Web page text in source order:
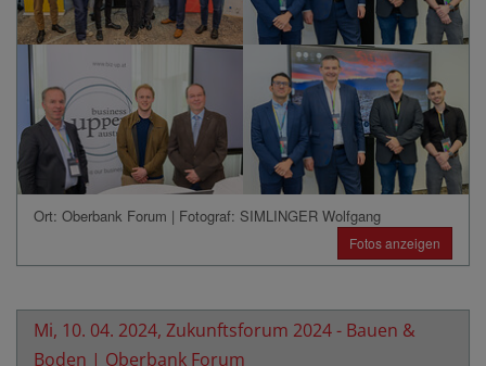
Ort: Oberbank Forum | Fotograf: SIMLINGER Wolfgang
Fotos anzeigen
Mi, 10. 04. 2024, Zukunftsforum 2024 - Bauen &
Boden | Oberbank Forum